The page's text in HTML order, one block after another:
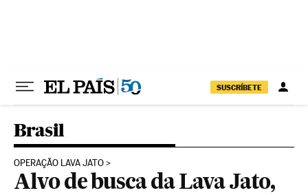
SUSCRÍBETE
Brasil
OPERAÇÃO LAVA JATO
Alvo de busca da Lava Jato,